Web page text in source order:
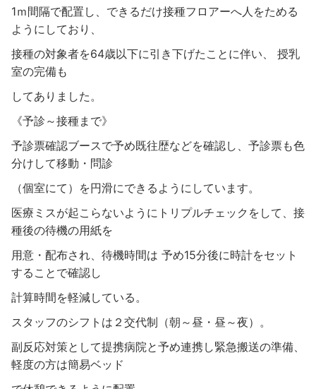
1ｍ間隔で配置し、できるだけ接種フロアーへ人をためる
ようにしており、
接種の対象者を64歳以下に引き下げたことに伴い、 授乳
室の完備も
してありました。
《予診～接種まで》
予診票確認ブースで予め既往歴などを確認し、予診票も色
分けして移動・問診
（個室にて）を円滑にできるようにしています。
医療ミスが起こらないようにトリプルチェックをして、接
種後の待機の用紙を
用意・配布され、待機時間は 予め15分後に時計をセット
することで確認し
計算時間を軽減している。
スタッフのシフトは２交代制（朝～昼・昼～夜）。
副反応対策として提携病院と予め連携し緊急搬送の準備、
軽度の方は簡易ベッド